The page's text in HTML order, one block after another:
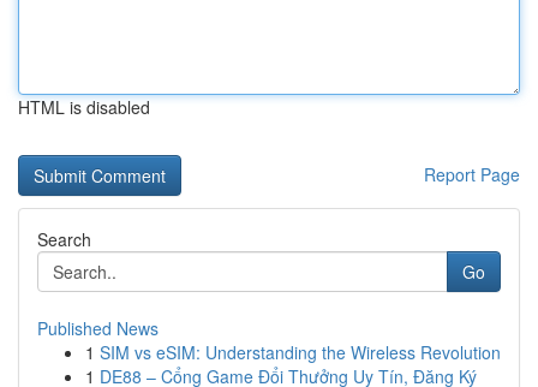
HTML is disabled
Report Page
Search
Go
Published News
1 SIM vs eSIM: Understanding the Wireless Revolution
1 DE88 – Cổng Game Đổi Thưởng Uy Tín, Đăng Ký